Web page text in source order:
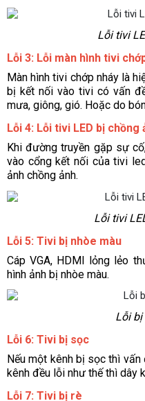
Lỗi tivi
Lỗi 3: Lỗi màn hình tivi
Màn hình tivi chớp nháy là
bị kết nối vào tivi có vấn
mưa, giông, gió. Hoặc do
Lỗi 4: Lỗi tivi LED bị chồng
Khi đường truyền gặp sự
vào cổng kết nối của tivi
ảnh chồng ảnh.
Lỗi tivi
Lỗi 5: Tivi bị nhòe màu
Cáp VGA, HDMI lỏng lẻo
hình ảnh bị nhòe màu.
Lỗi bị
Lỗi 6: Tivi bị sọc
Nếu một kênh bị sọc thì
kênh đều lỗi như thế thì dây
Lỗi 7: Tivi bị rè